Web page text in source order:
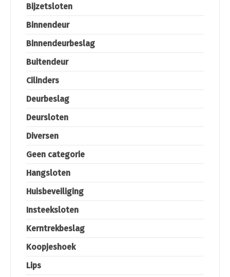
Bijzetsloten
Binnendeur
Binnendeurbeslag
Buitendeur
Cilinders
Deurbeslag
Deursloten
Diversen
Geen categorie
Hangsloten
Huisbeveiliging
Insteeksloten
Kerntrekbeslag
Koopjeshoek
Lips